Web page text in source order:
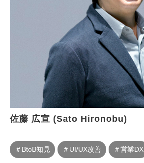
佐藤 広宣 (Sato Hironobu)
＃BtoB知見 ＃UI/UX改善 ＃営業DX